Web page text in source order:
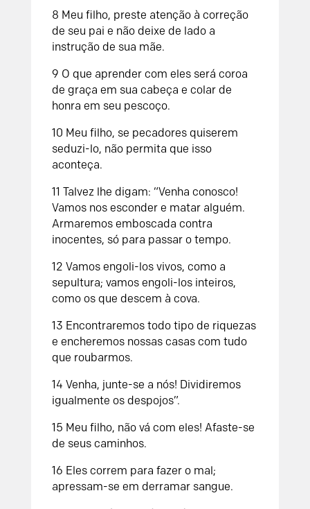
8 Meu filho, preste atenção à correção
de seu pai e não deixe de lado a
instrução de sua mãe.
9 O que aprender com eles será coroa
de graça em sua cabeça e colar de
honra em seu pescoço.
10 Meu filho, se pecadores quiserem
seduzi-lo, não permita que isso
aconteça.
11 Talvez lhe digam: “Venha conosco!
Vamos nos esconder e matar alguém.
Armaremos emboscada contra
inocentes, só para passar o tempo.
12 Vamos engoli-los vivos, como a
sepultura; vamos engoli-los inteiros,
como os que descem à cova.
13 Encontraremos todo tipo de riquezas
e encheremos nossas casas com tudo
que roubarmos.
14 Venha, junte-se a nós! Dividiremos
igualmente os despojos”.
15 Meu filho, não vá com eles! Afaste-se
de seus caminhos.
16 Eles correm para fazer o mal;
apressam-se em derramar sangue.